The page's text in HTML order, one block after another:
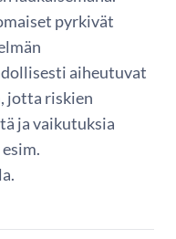
pyrkivät
aiheutuvat
jotta riskien
ja vaikutuksia